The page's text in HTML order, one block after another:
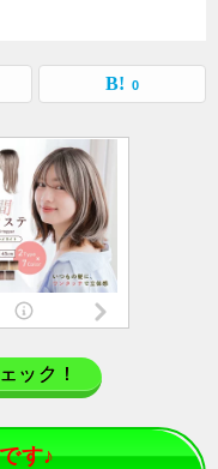
0
ック！
す♪